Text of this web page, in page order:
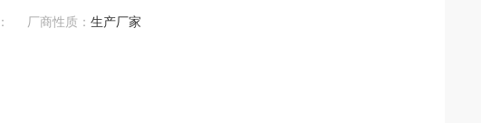
部位之间的密封性是否良好，重新按照正确方法佩戴面罩，直至不会出
厂商性质：生产厂家